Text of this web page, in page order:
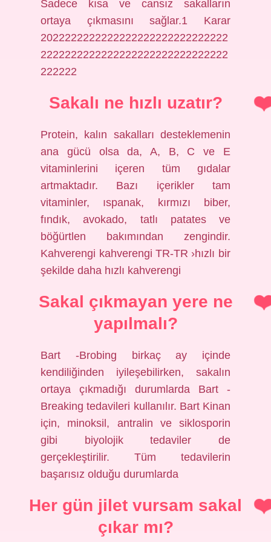
Sadece kısa ve cansız sakalların
ortaya çıkmasını sağlar.1 Karar
2022222222222222222222222222222
2222222222222222222222222222222
222222
Sakalı ne hızlı uzatır?
Protein, kalın sakalları desteklemenin
ana gücü olsa da, A, B, C ve E
vitaminlerini içeren tüm gıdalar
artmaktadır. Bazı içerikler tam
vitaminler, ıspanak, kırmızı biber,
fındık, avokado, tatlı patates ve
böğürtlen bakımından zengindir.
Kahverengi kahverengi TR-TR ›hızlı bir
şekilde daha hızlı kahverengi
Sakal çıkmayan yere ne
yapılmalı?
Bart -Brobing birkaç ay içinde
kendiliğinden iyileşebilirken, sakalın
ortaya çıkmadığı durumlarda Bart -
Breaking tedavileri kullanılır. Bart Kinan
için, minoksil, antralin ve siklosporin
gibi biyolojik tedaviler de
gerçekleştirilir. Tüm tedavilerin
başarısız olduğu durumlarda
Her gün jilet vursam sakal
çıkar mı?